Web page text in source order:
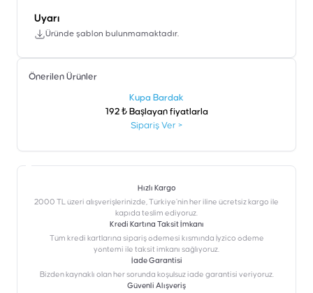
Uyarı
Üründe şablon bulunmamaktadır.
Önerilen Ürünler
Kupa Bardak
192 ₺ Başlayan fiyatlarla
Sipariş Ver >
Hızlı Kargo
2000 TL üzeri alışverişlerinizde, Türkiye’nin her iline ücretsiz kargo ile
kapıda teslim ediyoruz.
Kredi Kartına Taksit İmkanı
‎Tüm kredi kartlarına sipariş ödemesi kısmında İyzico ödeme
yöntemi ile taksit imkanı sağlıyoruz.
İade Garantisi
Bizden kaynaklı olan her sorunda koşulsuz iade garantisi veriyoruz.
Güvenli Alışveriş